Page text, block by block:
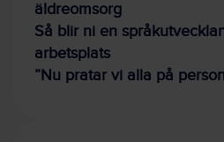
äldreomsorg
Så blir ni en
arbetsplats
”Nu pratar vi alla på